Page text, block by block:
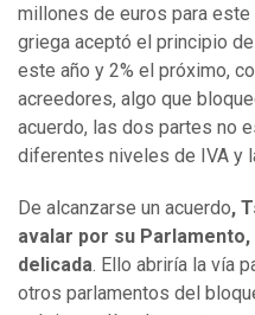
millones de euros para
griega aceptó el principio
este año y 2% el próximo,
acreedores, algo que
acuerdo, las dos partes no
diferentes niveles de IVA y
De alcanzarse un acuerdo,
avalar por su
delicada. Ello abriría la vía
otros parlamentos del